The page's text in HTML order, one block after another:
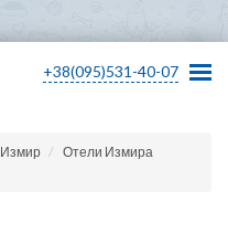
+38(095)531-40-07
Измир
Отели Измира